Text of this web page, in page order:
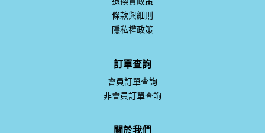
條款與細則
隱私權政策
訂單查詢
會員訂單查詢
非會員訂單查詢
關於我們